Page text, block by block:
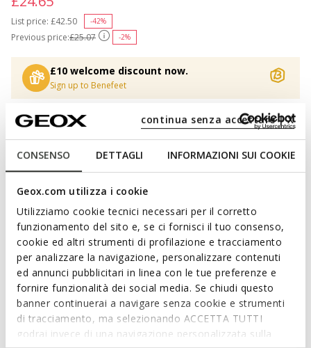
CONSENSO DETTAGLI INFORMAZIONI SUI COOKIE
Geox.com utilizza i cookie
Utilizziamo cookie tecnici necessari per il corretto
funzionamento del sito e, se ci fornisci il tuo consenso,
cookie ed altri strumenti di profilazione e tracciamento
per analizzare la navigazione, personalizzare contenuti
ed annunci pubblicitari in linea con le tue preferenze e
fornire funzionalità dei social media. Se chiudi questo
banner continuerai a navigare senza cookie e strumenti
di tracciamento, ma selezionando ACCETTA TUTTI
godrai invece di una navigazione personalizzata sulla
continua senza accettare | X
Previous price:£25.07 -2%
List price: Price reduced from
£42.50 -42%
£10 welcome discount now.
Sign up to Benefeet
FIND IN STORE
Free standard delivery in 3-6 working days
Free returns within 30 days of the delivery date